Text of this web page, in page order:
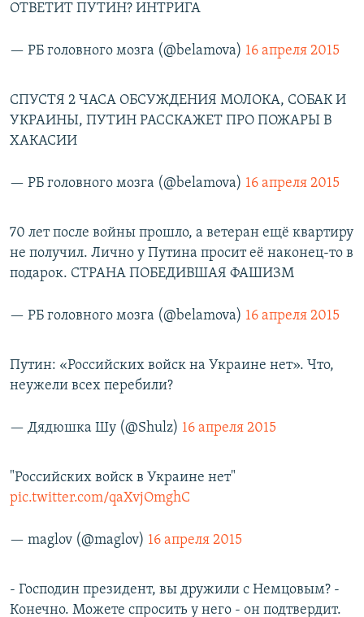
ОТВЕТИТ ПУТИН? ИНТРИГА
— РБ головного мозга (@belamova) 16 апреля 2015
СПУСТЯ 2 ЧАСА ОБСУЖДЕНИЯ МОЛОКА, СОБАК И
УКРАИНЫ, ПУТИН РАССКАЖЕТ ПРО ПОЖАРЫ В
ХАКАСИИ
— РБ головного мозга (@belamova) 16 апреля 2015
70 лет после войны прошло, а ветеран ещё квартиру
не получил. Лично у Путина просит её наконец-то в
подарок. СТРАНА ПОБЕДИВШАЯ ФАШИЗМ
— РБ головного мозга (@belamova) 16 апреля 2015
Путин: «Российских войск на Украине нет». Что,
неужели всех перебили?
— Дядюшка Шу (@Shulz) 16 апреля 2015
"Российских войск в Украине нет"
pic.twitter.com/qaXvjOmghC
— maglov (@maglov) 16 апреля 2015
- Господин президент, вы дружили с Немцовым? -
Конечно. Можете спросить у него - он подтвердит.